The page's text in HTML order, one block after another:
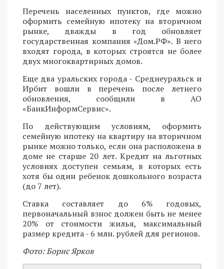
Перечень населенных пунктов, где можно
оформить семейную ипотеку на вторичном
рынке, дважды в год обновляет
государственная компания «Дом.РФ». В него
входят города, в которых строятся не более
двух многоквартирных домов.
Еще два уральских города - Среднеуральск и
Ирбит вошли в перечень после летнего
обновления, сообщили в АО
«БанкИнформСервис».
По действующим условиям, оформить
семейную ипотеку на квартиру на вторичном
рынке можно только, если она расположена в
доме не старше 20 лет. Кредит на льготных
условиях доступен семьям, в которых есть
хотя бы один ребенок дошкольного возраста
(до 7 лет).
Ставка составляет до 6% годовых,
первоначальный взнос должен быть не менее
20% от стоимости жилья, максимальный
размер кредита - 6 млн. рублей для регионов.
Фото: Борис Ярков